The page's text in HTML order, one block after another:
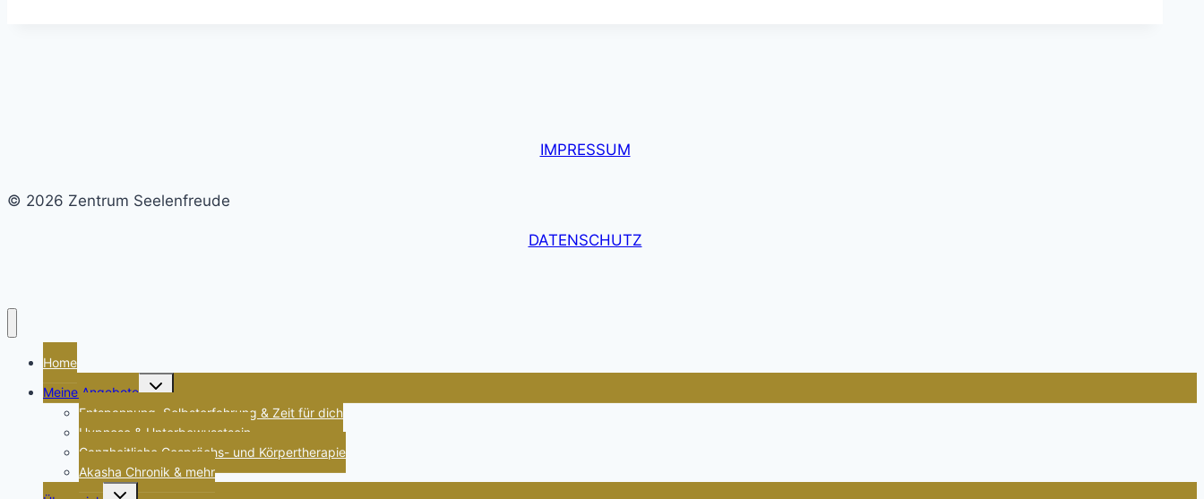
IMPRESSUM
© 2026 Zentrum Seelenfreude
DATENSCHUTZ
Home
Meine Angebote
Untermenü
umschalten
Entspannung, Selbsterfahrung & Zeit für dich
Hypnose & Unterbewusstsein
Ganzheitliche Gesprächs- und Körpertherapie
Akasha Chronik & mehr
Untermenü